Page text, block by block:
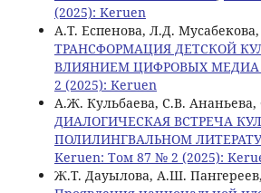
(2025): Keruen
А.Т. Еспенова, Л.Д.
ТРАНСФОРМАЦИЯ ДЕТСКОЙ
ВЛИЯНИЕМ ЦИФРОВЫХ МЕДИА
2 (2025): Keruen
A.Ж. Кульбаева, С.В.
ДИАЛОГИЧЕСКАЯ ВСТРЕЧА
ПОЛИЛИНГВАЛЬНОМ
Keruen: Том 87 № 2 (2025):
Ж.Т. Дауылова, А.Ш.